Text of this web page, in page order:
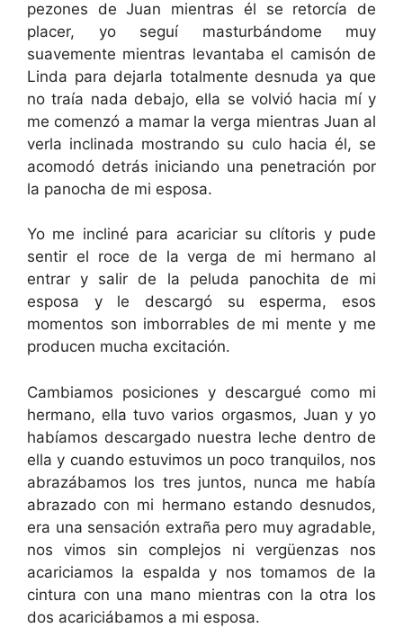
pezones de Juan mientras él se retorcía de
placer, yo seguí masturbándome muy
suavemente mientras levantaba el camisón de
Linda para dejarla totalmente desnuda ya que
no traía nada debajo, ella se volvió hacia mí y
me comenzó a mamar la verga mientras Juan al
verla inclinada mostrando su culo hacia él, se
acomodó detrás iniciando una penetración por
la panocha de mi esposa.
Yo me incliné para acariciar su clítoris y pude
sentir el roce de la verga de mi hermano al
entrar y salir de la peluda panochita de mi
esposa y le descargó su esperma, esos
momentos son imborrables de mi mente y me
producen mucha excitación.
Cambiamos posiciones y descargué como mi
hermano, ella tuvo varios orgasmos, Juan y yo
habíamos descargado nuestra leche dentro de
ella y cuando estuvimos un poco tranquilos, nos
abrazábamos los tres juntos, nunca me había
abrazado con mi hermano estando desnudos,
era una sensación extraña pero muy agradable,
nos vimos sin complejos ni vergüenzas nos
acariciamos la espalda y nos tomamos de la
cintura con una mano mientras con la otra los
dos acariciábamos a mi esposa.